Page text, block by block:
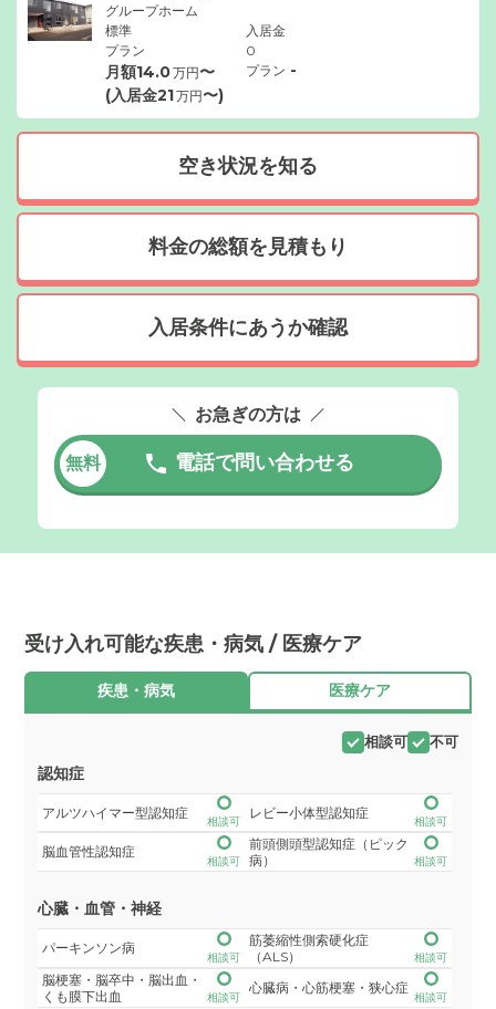
グループホーム
標準
プラン
月額14.0万円〜
(入居金21万円〜)
入居金
0
プラン -
空き状況を知る
料金の総額を見積もり
入居条件にあうか確認
お急ぎの方は
無料 電話で問い合わせる
受け入れ可能な疾患・病気 / 医療ケア
疾患・病気 医療ケア
相談可 不可
認知症
アルツハイマー型認知症
相談可
レビー小体型認知症
相談可
脳血管性認知症
相談可
前頭側頭型認知症（ピック
病）
相談可
心臓・血管・神経
パーキンソン病
相談可
筋萎縮性側索硬化症
（ALS）
相談可
脳梗塞・脳卒中・脳出血・
くも膜下出血
相談可
心臓病・心筋梗塞・狭心症
相談可